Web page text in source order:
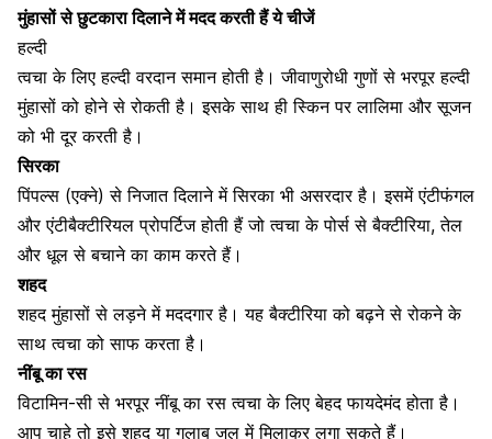
मुंहासों से छुटकारा दिलाने में मदद करती हैं ये चीजें
हल्दी
त्वचा के लिएहल्दी वरदान समानहोती है। जीवाणुरोधी गुणों से भरपूर हल्दी
मुंहासों को होने से रोकती है। इसके साथ ही स्किन पर लालिमा और सूजन
को भी दूर करती है।
सिरका
पिंपल्स (एक्ने) से निजात दिलाने में सिरका भी असरदार है। इसमें एंटीफंगल
और एंटीबैक्टीरियल प्रोपर्टिज होती हैं जो त्वचा के पोर्स से बैक्टीरिया, तेल
और धूल से बचाने का काम करते हैं।
शहद
शहद मुंहासों से लड़ने में मददगार है। यह बैक्टीरिया को बढ़ने से रोकने के
साथ त्वचा को साफ करता है।
नींबू का रस
विटामिन-सी से भरपूर नींबू का रस त्वचा के लिए बेहद फायदेमंद होता है।
आप चाहे तो इसे शहद यागुलाब जल में मिलाकर लगा सकते हैं।